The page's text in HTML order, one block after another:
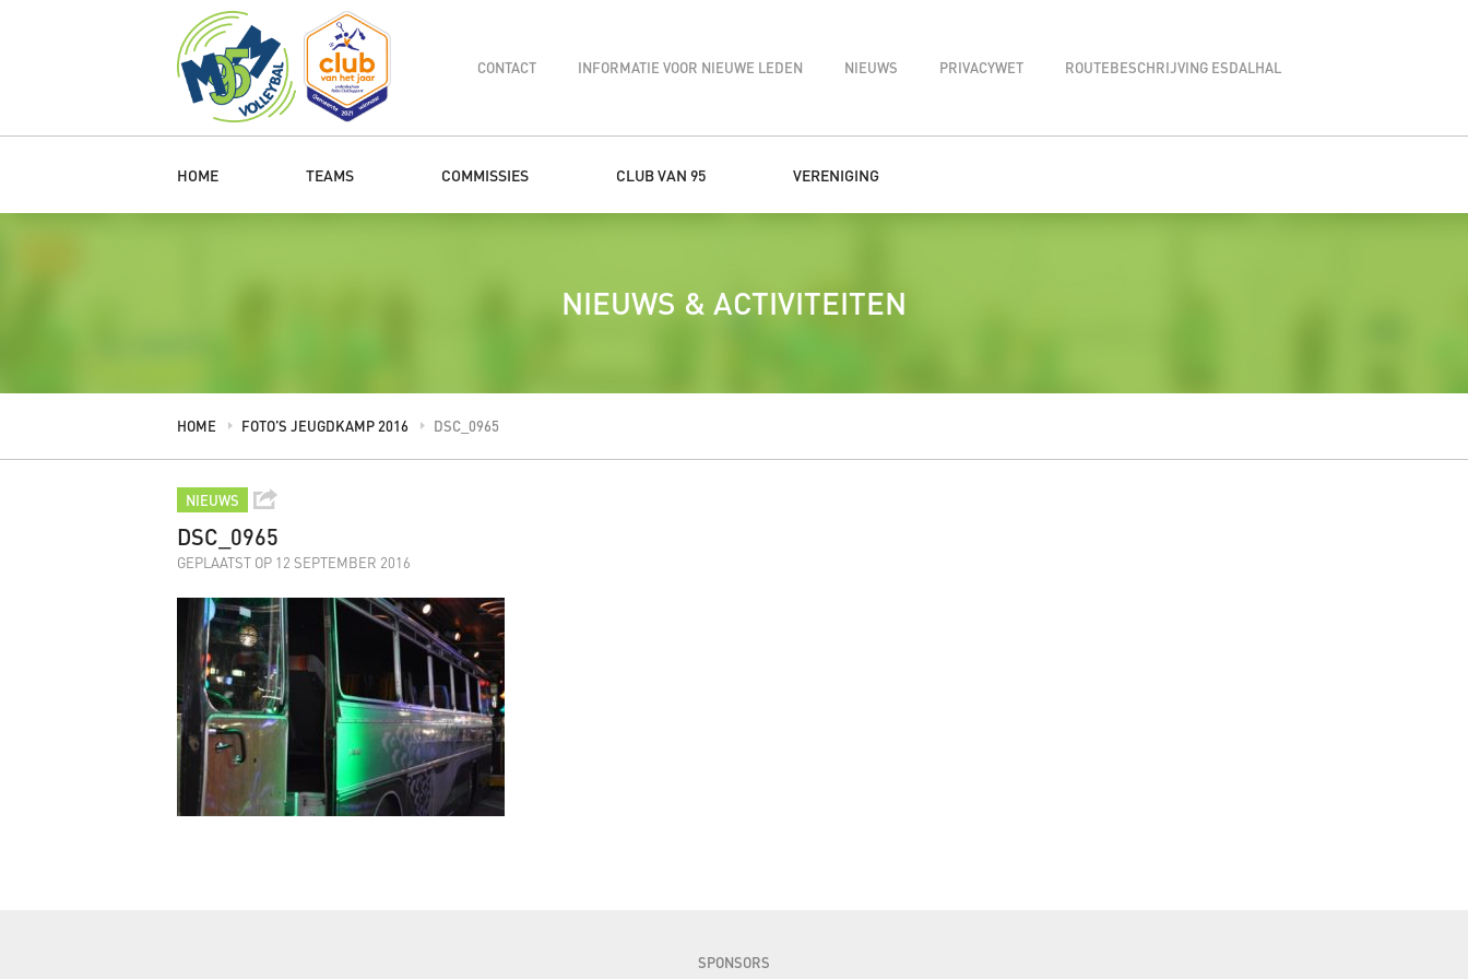
CONTACT INFORMATIE VOOR NIEUWE LEDEN NIEUWS PRIVACYWET ROUTEBESCHRIJVING ESDALHAL
HOME TEAMS COMMISSIES CLUB VAN 95 VERENIGING
NIEUWS & ACTIVITEITEN
HOME FOTO’S JEUGDKAMP 2016 DSC_0965
NIEUWS
DSC_0965
GEPLAATST OP 12 SEPTEMBER 2016
SPONSORS